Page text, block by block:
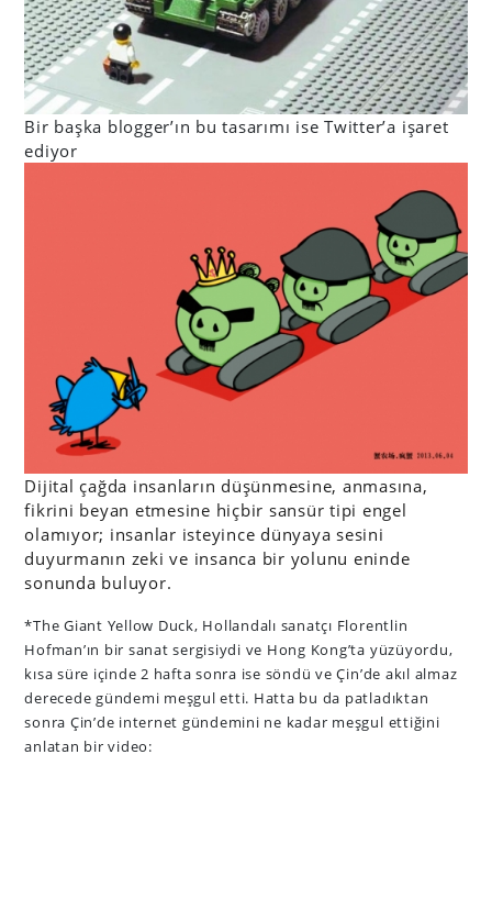
Bir başka blogger’ın bu tasarımı ise Twitter’a işaret
ediyor
Dijital çağda insanların düşünmesine, anmasına,
fikrini beyan etmesine hiçbir sansür tipi engel
olamıyor; insanlar isteyince dünyaya sesini
duyurmanın zeki ve insanca bir yolunu eninde
sonunda buluyor.
*The Giant Yellow Duck, Hollandalı sanatçı Florentlin
Hofman’ın bir sanat sergisiydi ve Hong Kong’ta yüzüyordu,
kısa süre içinde 2 hafta sonra ise söndü ve Çin’de akıl almaz
derecede gündemi meşgul etti. Hatta bu da patladıktan
sonra Çin’de internet gündemini ne kadar meşgul ettiğini
anlatan bir video: